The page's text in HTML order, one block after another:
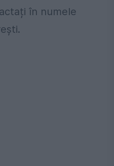
în numele